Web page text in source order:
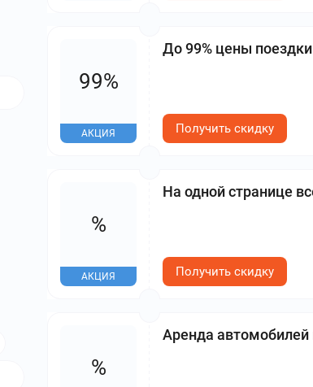
До 99% цены
99%
АКЦИЯ Получить скидку
На одной странице
%
АКЦИЯ Получить скидку
Аренда
%